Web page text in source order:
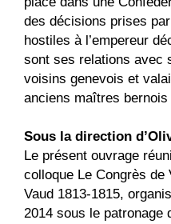
des décisions prises
hostiles à l’empereur
sont ses relations avec
voisins genevois et
anciens maîtres bernois
Sous la direction
Le présent ouvrage
colloque Le Congrès de
Vaud 1813-1815,
2014 sous le patronage